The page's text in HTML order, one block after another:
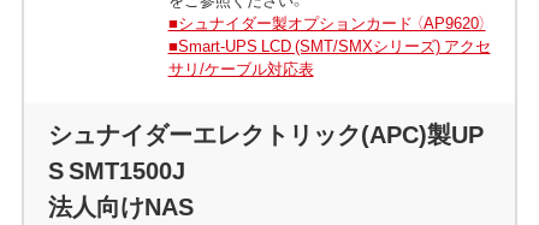
■シュナイダー製オプションカード （AP9620）
■Smart-UPS LCD (SMT/SMXシリーズ) アクセ
サリ/ケーブル対応表
シュナイダーエレクトリック(APC)製UP
S SMT1500J
法人向けNAS